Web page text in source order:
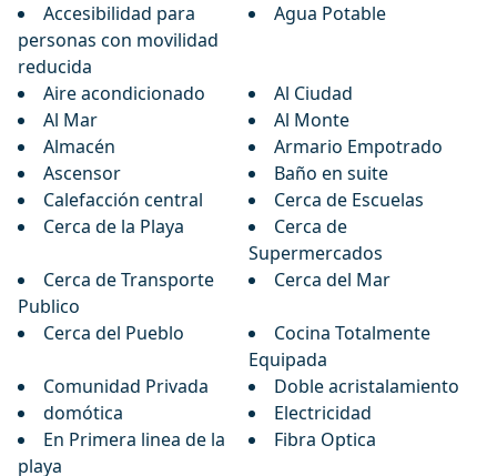
Accesibilidad para
personas con movilidad
reducida
Agua Potable
Aire acondicionado
Al Ciudad
Al Mar
Al Monte
Almacén
Armario Empotrado
Ascensor
Baño en suite
Calefacción central
Cerca de Escuelas
Cerca de la Playa
Cerca de
Supermercados
Cerca de Transporte
Publico
Cerca del Mar
Cerca del Pueblo
Cocina Totalmente
Equipada
Comunidad Privada
Doble acristalamiento
domótica
Electricidad
En Primera linea de la
playa
Fibra Optica